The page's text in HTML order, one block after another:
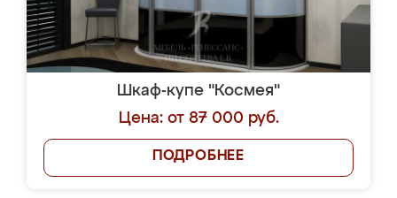
Шкаф-купе "Космея"
Цена: от 87 000 руб.
ПОДРОБНЕЕ